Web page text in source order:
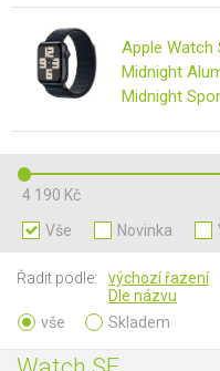
Apple Watch
Midnight
Midnight
4 190 Kč
Vše
Novinka
Řadit podle: výchozí řazení
Dle názvu
vše
Skladem